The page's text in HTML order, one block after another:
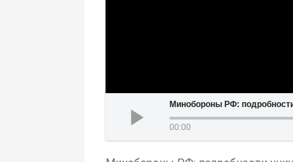
Минобороны РФ:
00:00